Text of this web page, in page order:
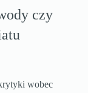
czy
wobec